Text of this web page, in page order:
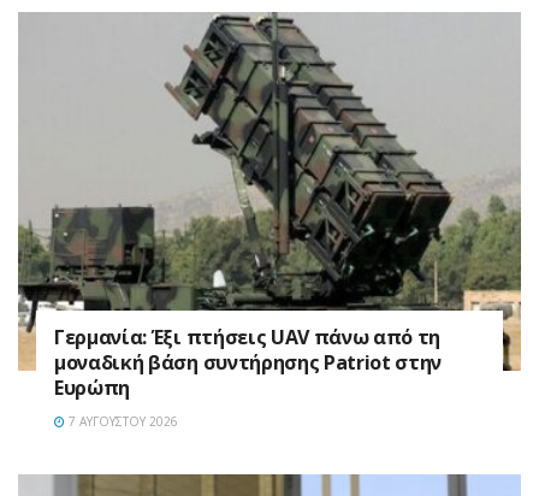
Γερμανία: Έξι πτήσεις UAV πάνω από τη
μοναδική βάση συντήρησης Patriot στην
Ευρώπη
7 ΑΥΓΟΎΣΤΟΥ 2026